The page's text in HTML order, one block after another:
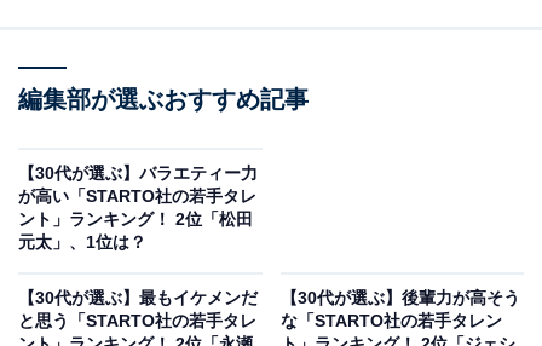
Snow Manのメンバーとして活動しながら、ファッショ
も活躍。俳優としての一面もあり、2025年のドラマ『愛
の、がっこう。』（フジテレビ系）では文字の読み書き
が苦手なホスト役を熱演しました。
アンケート回答者からは、「スタイルが桁違いでカリス
編集部が選ぶおすすめ記事
【30代が選ぶ】バラエティー力
が高い「STARTO社の若手タレ
ント」ランキング！ 2位「松田
元太」、1位は？
【30代が選ぶ】最もイケメンだ
と思う「STARTO社の若手タレ
【30代が選ぶ】後輩力が高そう
な「STARTO社の若手タレン